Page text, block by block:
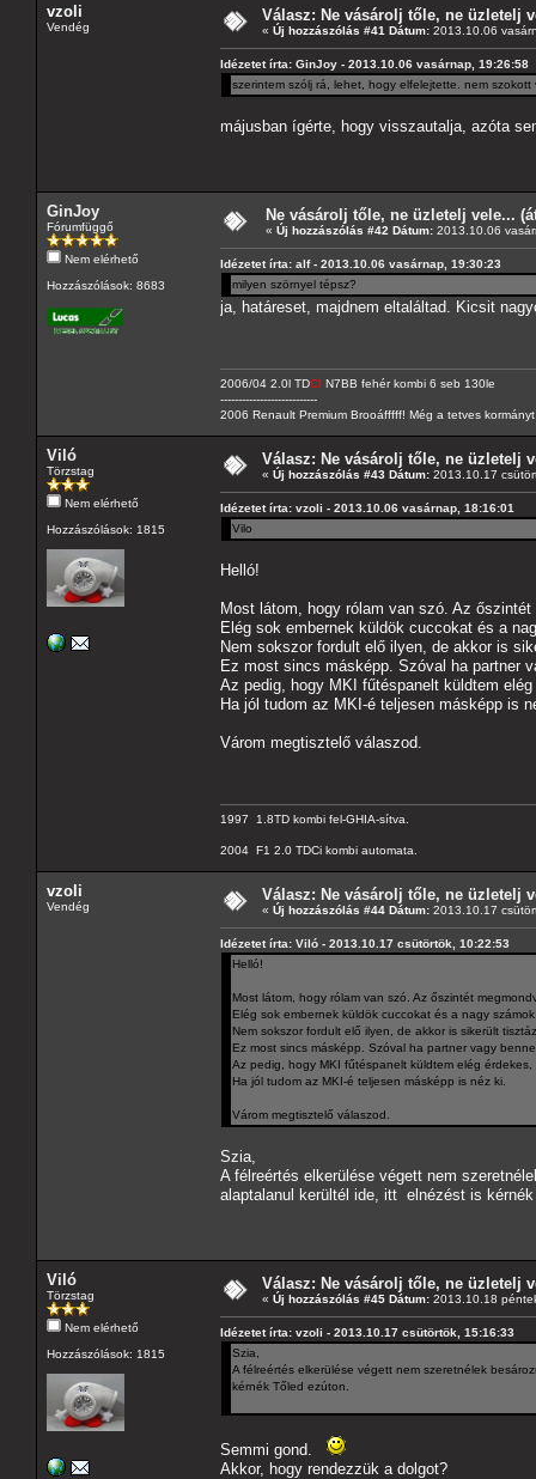
vzoli
Vendég
Válasz: Ne vásárolj tőle, ne üzletelj
« Új hozzászólás #41 Dátum: 2013.10.06
Idézetet írta: GinJoy - 2013.10.06 vasárnap, 19:26:58
szerintem szólj rá, lehet, hogy elfelejtette. nem szokott
májusban ígérte, hogy visszautalja, azóta
GinJoy
Fórumfüggő
Nem elérhető
Hozzászólások: 8683
Ne vásárolj tőle, ne üzletelj vele...
« Új hozzászólás #42 Dátum: 2013.10.06
Idézetet írta: alf - 2013.10.06 vasárnap, 19:30:23
milyen szörnyel tépsz?
ja, határeset, majdnem eltaláltad. Kicsit
2006/04 2.0l TDCI N7BB fehér kombi 6 seb 130le
---------------------------
2006 Renault Premium Brooáfffff! Még a tetves
Viló
Törzstag
Nem elérhető
Hozzászólások: 1815
Válasz: Ne vásárolj tőle, ne üzletelj
« Új hozzászólás #43 Dátum: 2013.10.17
Idézetet írta: vzoli - 2013.10.06 vasárnap, 18:16:01
Vilo
Helló!
Most látom, hogy rólam van szó. Az
Elég sok embernek küldök cuccokat és a
Nem sokszor fordult elő ilyen, de akkor is
Ez most sincs másképp. Szóval ha partner
Az pedig, hogy MKI fűtéspanelt küldtem
Ha jól tudom az MKI-é teljesen másképp is
Várom megtisztelő válaszod.
1997 1.8TD kombi fel-GHIA-sítva.
2004 F1 2.0 TDCi kombi automata.
vzoli
Vendég
Válasz: Ne vásárolj tőle, ne üzletelj
« Új hozzászólás #44 Dátum: 2013.10.17
Idézetet írta: Viló - 2013.10.17 csütörtök, 10:22:53
Helló!
Most látom, hogy rólam van szó. Az őszintét
Elég sok embernek küldök cuccokat és a nagy
Nem sokszor fordult elő ilyen, de akkor is sikerült
Ez most sincs másképp. Szóval ha partner vagy
Az pedig, hogy MKI fűtéspanelt küldtem elég
Ha jól tudom az MKI-é teljesen másképp is néz ki.
Várom megtisztelő válaszod.
Szia,
A félreértés elkerülése végett nem
alaptalanul kerültél ide, itt elnézést is
Viló
Törzstag
Nem elérhető
Hozzászólások: 1815
Válasz: Ne vásárolj tőle, ne üzletelj
« Új hozzászólás #45 Dátum: 2013.10.18
Idézetet írta: vzoli - 2013.10.17 csütörtök, 15:16:33
Szia,
A félreértés elkerülése végett nem szeretnélek
kérnék Tőled ezúton.
Semmi gond.
Akkor, hogy rendezzük a dolgot?